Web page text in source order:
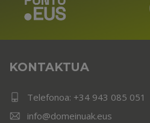
KONTAKTUA
Telefonoa: +34 943 085 051
info@domeinuak.eus